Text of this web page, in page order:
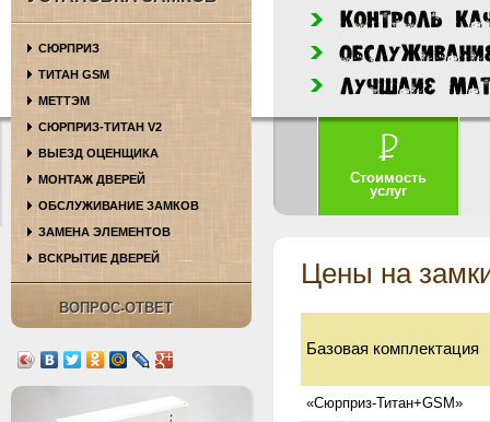
СЮРПРИЗ
ТИТАН GSM
МЕТТЭМ
СЮРПРИЗ-ТИТАН V2
ВЫЕЗД ОЦЕНЩИКА
МОНТАЖ ДВЕРЕЙ
ОБСЛУЖИВАНИЕ ЗАМКОВ
ЗАМЕНА ЭЛЕМЕНТОВ
ВСКРЫТИЕ ДВЕРЕЙ
ВОПРОС-ОТВЕТ
Стоимость
услуг
Цены на
Базовая комплектация
«Сюрприз-Титан+GSM»